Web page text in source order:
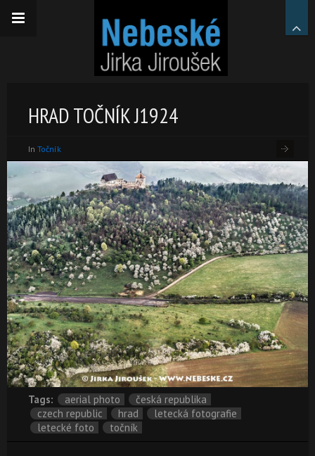
HRAD TOČNÍK J1924
In Točník
Tags: aerial photo
česká republika
czech republic
hrad
letecká fotografie
letecké foto
točník